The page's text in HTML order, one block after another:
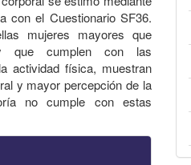
con el Cuestionario SF36.
mujeres mayores que
que cumplen con las
actividad física, muestran
y mayor percepción de la
no cumple con estas